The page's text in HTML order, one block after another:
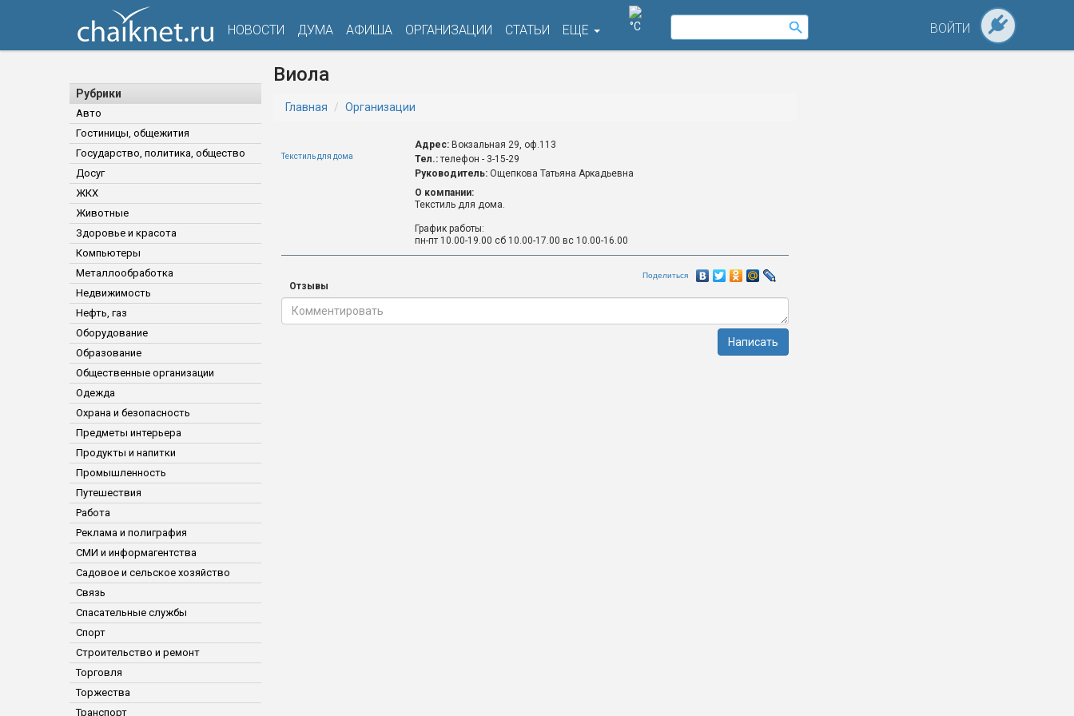
НОВОСТИ ДУМА АФИША ОРГАНИЗАЦИИ СТАТЬИ ЕЩЕ °C ВОЙТИ
Рубрики
Авто
Гостиницы, общежития
Государство, политика, общество
Досуг
ЖКХ
Животные
Здоровье и красота
Компьютеры
Металлообработка
Недвижимость
Нефть, газ
Оборудование
Образование
Общественные организации
Одежда
Охрана и безопасность
Предметы интерьера
Продукты и напитки
Промышленность
Путешествия
Работа
Реклама и полиграфия
СМИ и информагентства
Садовое и сельское хозяйство
Связь
Спасательные службы
Спорт
Строительство и ремонт
Торговля
Торжества
Транспорт
Виола
Главная Организации
Текстиль для дома
Адрес: Вокзальная 29, оф.113
Тел.:телефон - 3-15-29
Руководитель: Ощепкова Татьяна Аркадьевна
О компании:
Текстиль для дома.
График работы:
пн-пт 10.00-19.00 сб 10.00-17.00 вс 10.00-16.00
Поделиться
Отзывы
Написать